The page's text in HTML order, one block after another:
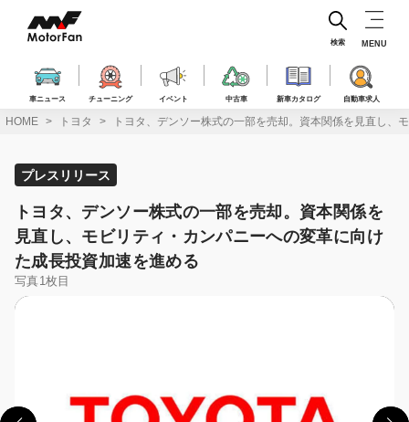
ス
車ニュース チューニング イベント 中古車 新車カタログ 自動車求人
検索 MENU
HOME トヨタ トヨタ、デンソー株式の一部を売却。資本関係を見直し、
プレスリリース
トヨタ、デンソー株式の一部を売却。資本関係を
見直し、モビリティ・カンパニーへの変革に向け
た成長投資加速を進める
写真1枚目